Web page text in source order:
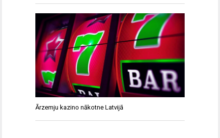
Ārzemju kazino nākotne Latvijā